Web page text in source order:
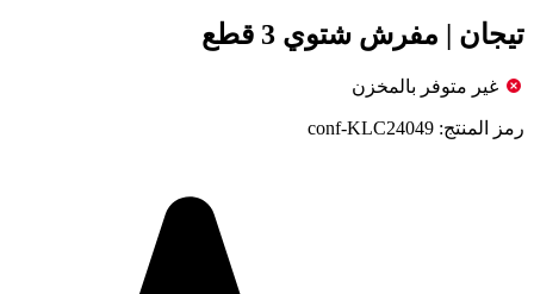
تيجان | مفرش شتوي 3 قطع
غير متوفر بالمخزن
رمز المنتج: conf-KLC24049